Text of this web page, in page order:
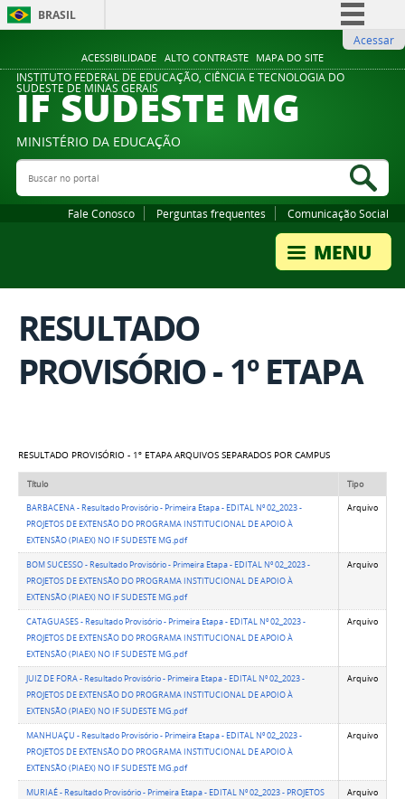
ACESSIBILIDADE ALTO CONTRASTE MAPA DO SITE
BRASIL
Comunica BR
Participe
Legislação
Acessar
INSTITUTO FEDERAL DE EDUCAÇÃO, CIÊNCIA E TECNOLOGIA DO
SUDESTE DE MINAS GERAIS
IF SUDESTE MG
MINISTÉRIO DA EDUCAÇÃO
Buscar no portal
Fale Conosco Perguntas frequentes Comunicação Social
RESULTADO
PROVISÓRIO - 1º ETAPA
RESULTADO PROVISÓRIO - 1º ETAPA ARQUIVOS SEPARADOS POR CAMPUS
Título Tipo
BARBACENA - Resultado Provisório - Primeira Etapa - EDITAL Nº 02_2023 -
PROJETOS DE EXTENSÃO DO PROGRAMA INSTITUCIONAL DE APOIO À
EXTENSÃO (PIAEX) NO IF SUDESTE MG.pdf
Arquivo
BOM SUCESSO - Resultado Provisório - Primeira Etapa - EDITAL Nº 02_2023 -
PROJETOS DE EXTENSÃO DO PROGRAMA INSTITUCIONAL DE APOIO À
EXTENSÃO (PIAEX) NO IF SUDESTE MG.pdf
Arquivo
CATAGUASES - Resultado Provisório - Primeira Etapa - EDITAL Nº 02_2023 -
PROJETOS DE EXTENSÃO DO PROGRAMA INSTITUCIONAL DE APOIO À
EXTENSÃO (PIAEX) NO IF SUDESTE MG.pdf
Arquivo
JUIZ DE FORA - Resultado Provisório - Primeira Etapa - EDITAL Nº 02_2023 -
PROJETOS DE EXTENSÃO DO PROGRAMA INSTITUCIONAL DE APOIO À
EXTENSÃO (PIAEX) NO IF SUDESTE MG.pdf
Arquivo
MANHUAÇU - Resultado Provisório - Primeira Etapa - EDITAL Nº 02_2023 -
PROJETOS DE EXTENSÃO DO PROGRAMA INSTITUCIONAL DE APOIO À
EXTENSÃO (PIAEX) NO IF SUDESTE MG.pdf
Arquivo
MURIAÉ - Resultado Provisório - Primeira Etapa - EDITAL Nº 02_2023 - PROJETOS
Arquivo